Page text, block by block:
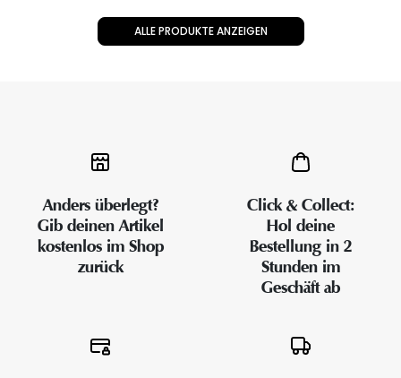
ALLE PRODUKTE ANZEIGEN
Anders überlegt?
Gib deinen Artikel
kostenlos im Shop
zurück
Click & Collect:
Hol deine
Bestellung in 2
Stunden im
Geschäft ab